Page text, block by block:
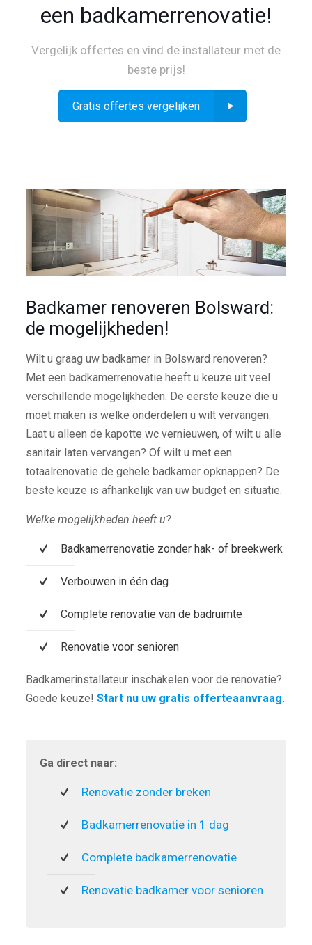
een badkamerrenovatie!
Vergelijk offertes en vind de installateur met de
beste prijs!
Gratis offertes vergelijken
Badkamer renoveren Bolsward:
de mogelijkheden!
Wilt u graag uw badkamer in Bolsward renoveren?
Met een badkamerrenovatie heeft u keuze uit veel
verschillende mogelijkheden. De eerste keuze die u
moet maken is welke onderdelen u wilt vervangen.
Laat u alleen de kapotte wc vernieuwen, of wilt u alle
sanitair laten vervangen? Of wilt u met een
totaalrenovatie de gehele badkamer opknappen? De
beste keuze is afhankelijk van uw budget en situatie.
Welke mogelijkheden heeft u?
Badkamerrenovatie zonder hak- of breekwerk
Verbouwen in één dag
Complete renovatie van de badruimte
Renovatie voor senioren
Badkamerinstallateur inschakelen voor de renovatie?
Goede keuze! Start nu uw gratis offerteaanvraag.
Ga direct naar:
Renovatie zonder breken
Badkamerrenovatie in 1 dag
Complete badkamerrenovatie
Renovatie badkamer voor senioren